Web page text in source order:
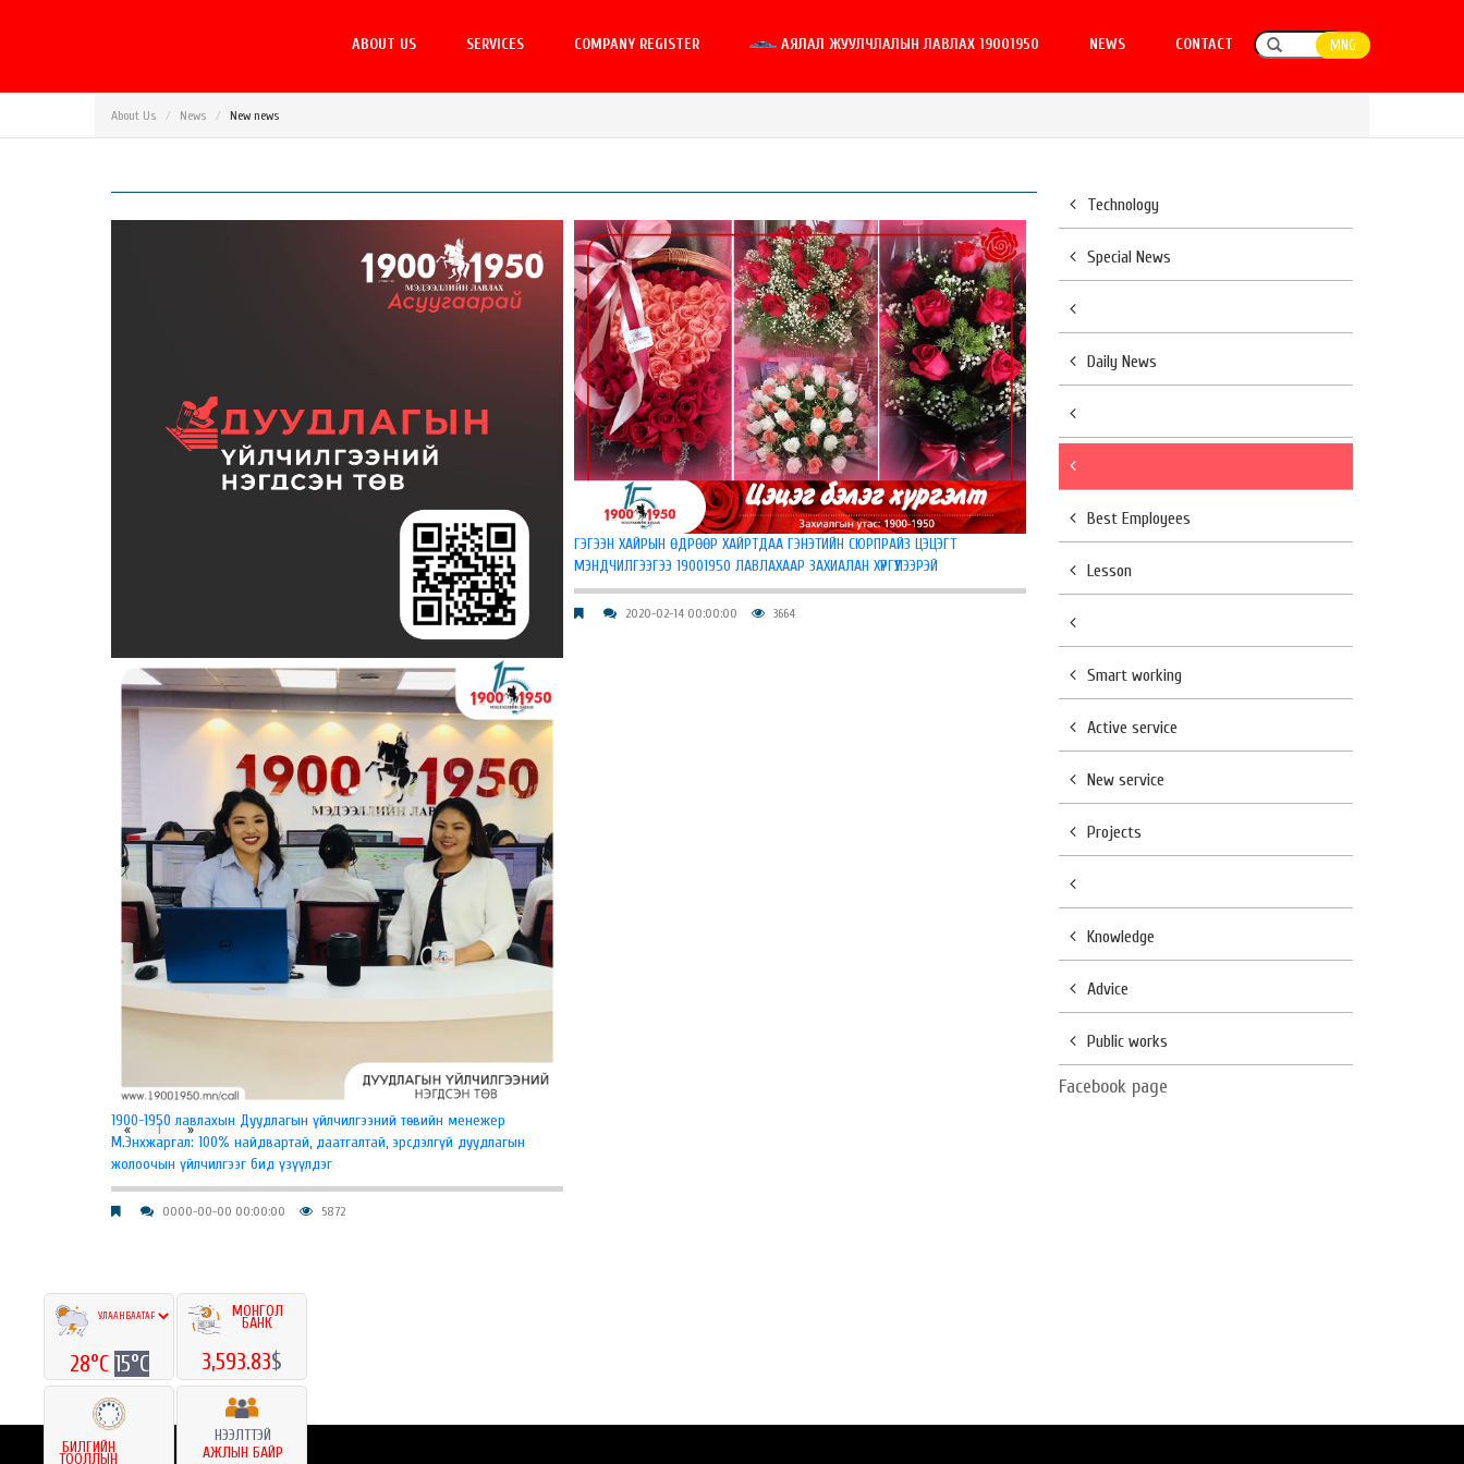
ABOUT US SERVICES COMPANY REGISTER АЯЛАЛ ЖУУЛЧЛАЛЫН ЛАВЛАХ 19001950 NEWS CONTACT MNG
About Us News New news
Үндэсний тэргүүлэгч 19001950 мэдээллийн лавлах нь 24 цагийн турш
хэрэглэгч таны хэрэгцээт бүх төрлийн мэдээллийг хүргэж байна
2023-05-08 12:03:48 3070
ГЭГЭЭН ХАЙРЫН ӨДРӨӨР ХАЙРТДАА ГЭНЭТИЙН СЮРПРАЙЗ ЦЭЦЭГТ
МЭНДЧИЛГЭЭГЭЭ 19001950 ЛАВЛАХААР ЗАХИАЛАН ХҮРГҮҮЛЭЭРЭЙ
2020-02-14 00:00:00 3664
​1900-1950 лавлахын Дуудлагын үйлчилгээний төвийн менежер
М.Энхжаргал: 100% найдвартай, даатгалтай, эрсдэлгүй дуудлагын
жолоочын үйлчилгээг бид үзүүлдэг
0000-00-00 00:00:00 5872
« 1 »
Technology
Special News
Daily News
Best Employees
Lesson
Smart working
Active service
New service
Projects
Knowledge
Advice
Public works
Facebook page
28°C 15°C
МОНГОЛ
БАНК
3,593.83$
БИЛГИЙН
ТООЛЛЫН
НЭЭЛТТЭЙ
АЖЛЫН БАЙР